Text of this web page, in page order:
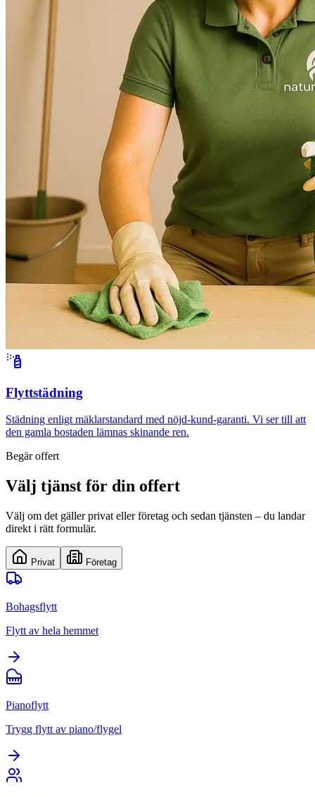
Flyttstädning
Städning enligt mäklarstandard med nöjd-kund-garanti. Vi ser till att
den gamla bostaden lämnas skinande ren.
Begär offert
Välj tjänst för din offert
Välj om det gäller privat eller företag och sedan tjänsten – du landar
direkt i rätt formulär.
Privat Företag
Bohagsflytt
Flytt av hela hemmet
Pianoflytt
Trygg flytt av piano/flygel